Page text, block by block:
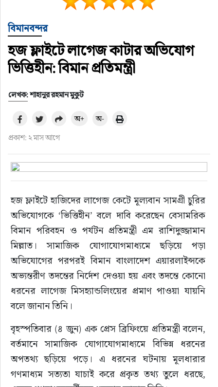
বিমানবন্দর
হজ ফ্লাইটে লাগেজ কাটার অভিযোগ
ভিত্তিহীন: বিমান প্রতিমন্ত্রী
লেখক: শাহানুর রহমান মুকুট
প্রকাশ: ২ মাস আগে
অ+ অ-
হজ ফ্লাইটে হাজিদের লাগেজ কেটে মূল্যবান সামগ্রী চুরির
অভিযোগকে ‘ভিত্তিহীন’ বলে দাবি করেছেন বেসামরিক
বিমান পরিবহন ও পর্যটন প্রতিমন্ত্রী এম রাশিদুজ্জামান
মিল্লাত। সামাজিক যোগাযোগমাধ্যমে ছড়িয়ে পড়া
অভিযোগের পরপরই বিমান বাংলাদেশ এয়ারলাইন্সকে
অভ্যন্তরীণ তদন্তের নির্দেশ দেওয়া হয় এবং তদন্তে কোনো
ধরনের লাগেজ মিসহ্যান্ডলিংয়ের প্রমাণ পাওয়া যায়নি
বলে জানান তিনি।
বৃহস্পতিবার (৪ জুন) এক প্রেস ব্রিফিংয়ে প্রতিমন্ত্রী বলেন,
বর্তমানে সামাজিক যোগাযোগমাধ্যমে বিভিন্ন ধরনের
অপতথ্য ছড়িয়ে পড়ে। এ ধরনের ঘটনায় মূলধারার
গণমাধ্যম সত্যতা যাচাই করে প্রকৃত তথ্য তুলে ধরছে,